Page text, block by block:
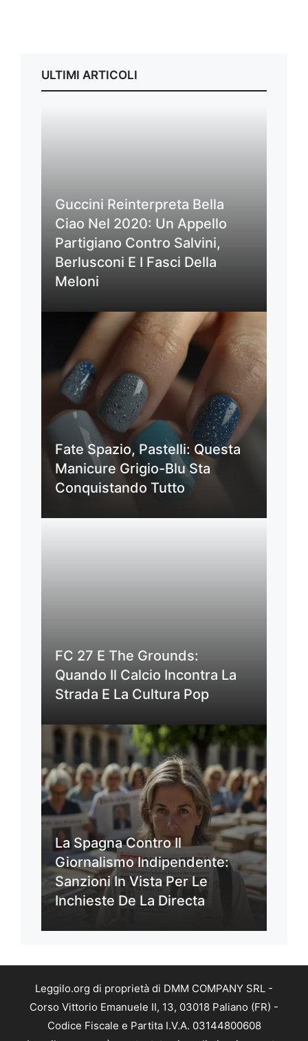
ULTIMI ARTICOLI
Guccini Reinterpreta Bella
Ciao Nel 2020: Un Appello
Partigiano Contro Salvini,
Berlusconi E I Fasci Della
Meloni
Fate Spazio, Pastelli: Questa
Manicure Grigio-Blu Sta
Conquistando Tutto
FC 27 E The Grounds:
Quando Il Calcio Incontra La
Strada E La Cultura Pop
La Spagna Contro Il
Giornalismo Indipendente:
Sanzioni In Vista Per Le
Inchieste De La Directa
Leggilo.org di proprietà di DMM COMPANY SRL -
Corso Vittorio Emanuele II, 13, 03018 Paliano (FR) -
Codice Fiscale e Partita I.V.A. 03144800608